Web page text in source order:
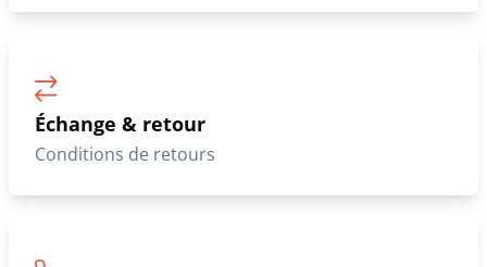
Échange & retour
Conditions de retours